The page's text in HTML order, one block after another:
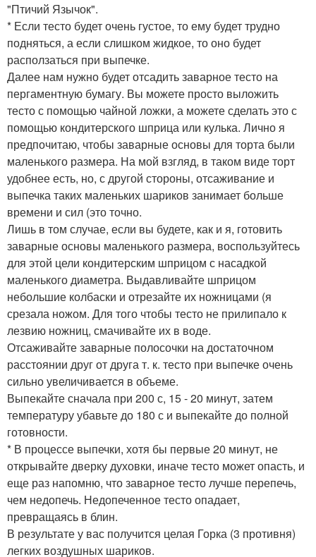
"Птичий Язычок".
* Если тесто будет очень густое, то ему будет трудно
подняться, а если слишком жидкое, то оно будет
расползаться при выпечке.
Далее нам нужно будет отсадить заварное тесто на
пергаментную бумагу. Вы можете просто выложить
тесто с помощью чайной ложки, а можете сделать это с
помощью кондитерского шприца или кулька. Лично я
предпочитаю, чтобы заварные основы для торта были
маленького размера. На мой взгляд, в таком виде торт
удобнее есть, но, с другой стороны, отсаживание и
выпечка таких маленьких шариков занимает больше
времени и сил (это точно.
Лишь в том случае, если вы будете, как и я, готовить
заварные основы маленького размера, воспользуйтесь
для этой цели кондитерским шприцом с насадкой
маленького диаметра. Выдавливайте шприцом
небольшие колбаски и отрезайте их ножницами (я
срезала ножом. Для того чтобы тесто не прилипало к
лезвию ножниц, смачивайте их в воде.
Отсаживайте заварные полосочки на достаточном
расстоянии друг от друга т. к. тесто при выпечке очень
сильно увеличивается в объеме.
Выпекайте сначала при 200 с, 15 - 20 минут, затем
температуру убавьте до 180 с и выпекайте до полной
готовности.
* В процессе выпечки, хотя бы первые 20 минут, не
открывайте дверку духовки, иначе тесто может опасть, и
еще раз напомню, что заварное тесто лучше перепечь,
чем недопечь. Недопеченное тесто опадает,
превращаясь в блин.
В результате у вас получится целая Горка (3 противня)
легких воздушных шариков.